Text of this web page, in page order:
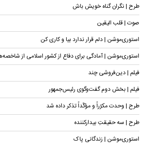
طرح | نگران گناه خویش باش
صوت | قلب الیقین
استوری‌موشن | دلم قرار ندارد بیا و کاری کن
استوری‌موشن | آمادگی برای دفاع از کشور اسلامی از
فیلم | دین‌فروشی چند
فیلم | بخش دوم گفت‌وگوی رئیس‌جمهور
طرح | وحدت مکرّراً و مؤکّداً تذکر داده شد
طرح | سه حقیقتِ بیدارکننده
استوری‌موشن | زندگانی پاک